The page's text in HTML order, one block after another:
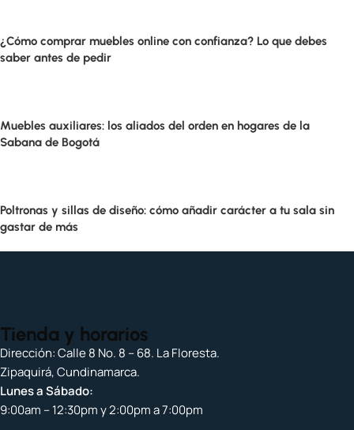
¿Cómo comprar muebles online con confianza? Lo que debes
saber antes de pedir
Muebles auxiliares: los aliados del orden en hogares de la
Sabana de Bogotá
Poltronas y sillas de diseño: cómo añadir carácter a tu sala sin
gastar de más
Tienda y horarios
Dirección: Calle 8 No. 8 – 68. La Floresta.
Zipaquirá, Cundinamarca.
Lunes a Sábado:
9:00am – 12:30pm y 2:00pm a 7:00pm